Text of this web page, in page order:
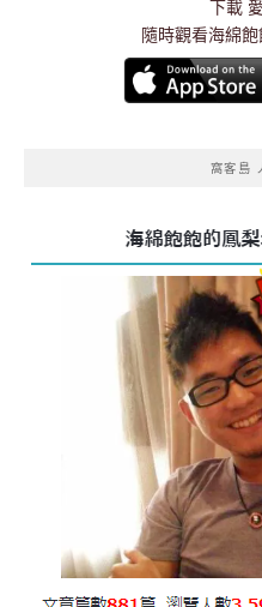
下載
隨時觀看海綿
窩客島